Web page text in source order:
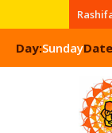
Day:Sunday